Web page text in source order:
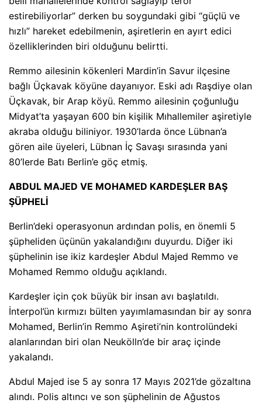
estirebiliyorlar” derken bu soygundaki gibi “güçlü ve
hızlı” hareket edebilmenin, aşiretlerin en ayırt edici
özelliklerinden biri olduğunu belirtti.
Remmo ailesinin kökenleri Mardin’in Savur ilçesine
bağlı Üçkavak köyüne dayanıyor. Eski adı Raşdiye olan
Üçkavak, bir Arap köyü. Remmo ailesinin çoğunluğu
Midyat’ta yaşayan 600 bin kişilik Mıhallemiler aşiretiyle
akraba olduğu biliniyor. 1930’larda önce Lübnan’a
gören aile üyeleri, Lübnan İç Savaşı sırasında yani
80’lerde Batı Berlin’e göç etmiş.
ABDUL MAJED VE MOHAMED KARDEŞLER BAŞ
ŞÜPHELİ
Berlin’deki operasyonun ardından polis, en önemli 5
şüpheliden üçünün yakalandığını duyurdu. Diğer iki
şüphelinin ise ikiz kardeşler Abdul Majed Remmo ve
Mohamed Remmo olduğu açıklandı.
Kardeşler için çok büyük bir insan avı başlatıldı.
İnterpol’ün kırmızı bülten yayımlamasından bir ay sonra
Mohamed, Berlin’in Remmo Aşireti’nin kontrolündeki
alanlarından biri olan Neukölln’de bir araç içinde
yakalandı.
Abdul Majed ise 5 ay sonra 17 Mayıs 2021’de gözaltına
alındı. Polis altıncı ve son şüphelinin de Ağustos